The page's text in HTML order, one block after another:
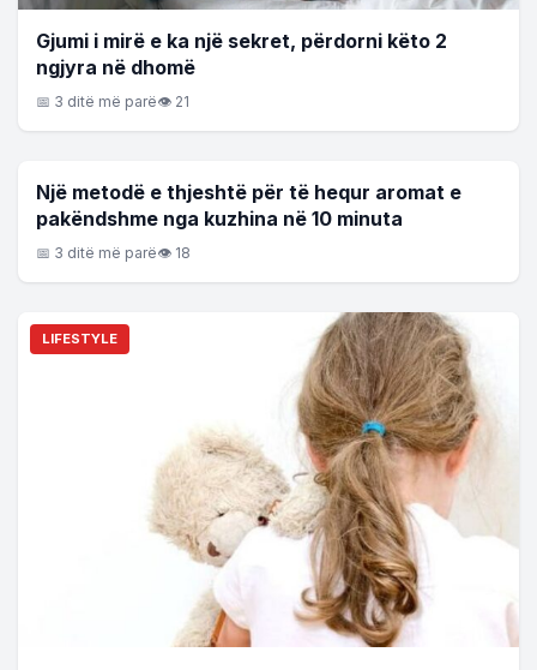
Gjumi i mirë e ka një sekret, përdorni këto 2
ngjyra në dhomë
📅 3 ditë më parë👁 21
LIFESTYLE
Një metodë e thjeshtë për të hequr aromat e
pakëndshme nga kuzhina në 10 minuta
📅 3 ditë më parë👁 18
LIFESTYLE